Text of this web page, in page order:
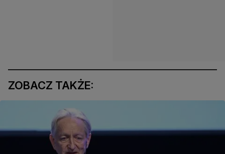
ZOBACZ TAKŻE: